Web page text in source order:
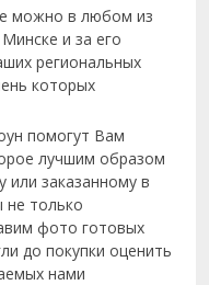
можно в любом из
и за его
региональных
которых
помогут Вам
лучшим образом
или заказанному в
не только
фото готовых
до покупки оценить
нами